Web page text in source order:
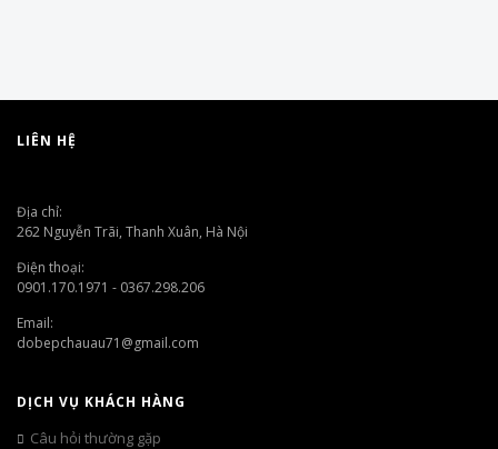
LIÊN HỆ
Địa chỉ:
262 Nguyễn Trãi, Thanh Xuân, Hà Nội
Điện thoại:
0901.170.1971 - 0367.298.206
Email:
dobepchauau71@gmail.com
DỊCH VỤ KHÁCH HÀNG
Câu hỏi thường gặp